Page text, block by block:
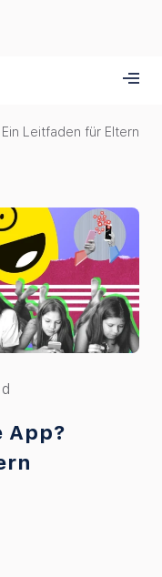
Leitfaden für Eltern
App?